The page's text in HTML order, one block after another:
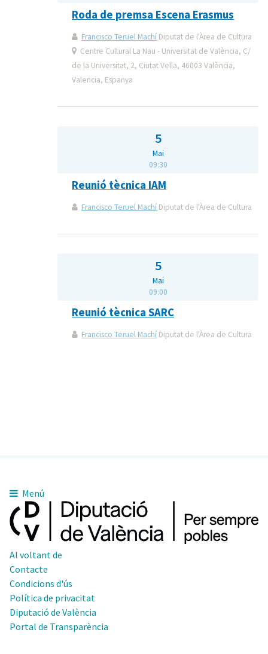
Roda de premsa Escena Erasmus
Francisco Teruel Machí Diputat de l'Àrea de Cultura
Centre Cultural La Nau - Universitat de València, C/
de la Universitat, 2, Ciutat Vella, 46003 València,
Valencia, Espanya
5
Mai
09:30
Reunió tècnica IAM
Francisco Teruel Machí Diputat de l'Àrea de Cultura
5
Mai
09:00
Reunió tècnica SARC
Francisco Teruel Machí Diputat de l'Àrea de Cultura
Menú
Al voltant de
Contacte
Condicions d'ús
Política de privacitat
Diputació de València
Portal de Transparència